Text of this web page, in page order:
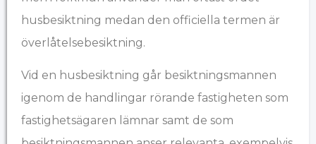
husbesiktning medan den officiella termen är
överlåtelsebesiktning.
Vid en husbesiktning går besiktningsmannen
igenom de handlingar rörande fastigheten som
fastighetsägaren lämnar samt de som